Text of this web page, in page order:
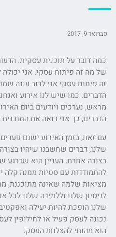
פברואר 9, 2017
כמה דובר על תוכנית עסקית.
של מה זה פיתוח עסקי. אני
זה פיתוח עסקיאני לרוב עונה
הדברים. כמו שיש לנו אירוע
מראש, נערכים ויודעים ביום
הדברים, כך אני רואה את
עם זאת, בזמן האירוע ישנם
שלנו, דברים שחשבנו שיהיו
בצורה אחרת. העניין הוא שברגע
להתמודדות עם סטיות ממנה קלה
מציאות שלמה שאינה מתוכננת,
לניסיון שלנו וללמידה שלנו לכל
שלנו הופכת להיות יעילה
נכונה לעסק פעיל או לחילופין
הוא מהותי להצלחת העסק.